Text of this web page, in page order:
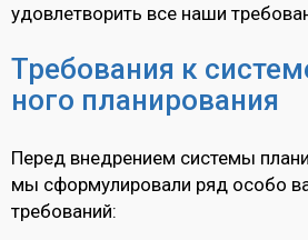
удовлетворить все наши
Требования к
ного планирования
Перед внедрением системы
мы сформулировали ряд особо
требований: